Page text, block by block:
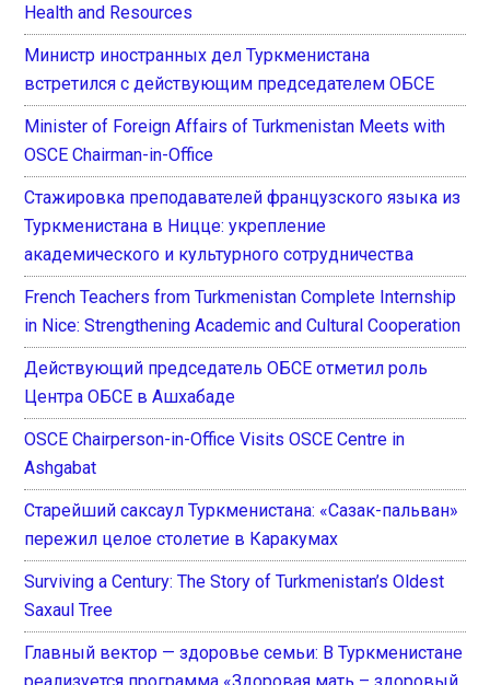
Health and Resources
Министр иностранных дел Туркменистана
встретился с действующим председателем ОБСЕ
Minister of Foreign Affairs of Turkmenistan Meets with
OSCE Chairman-in-Office
Стажировка преподавателей французского языка из
Туркменистана в Ницце: укрепление
академического и культурного сотрудничества
French Teachers from Turkmenistan Complete Internship
in Nice: Strengthening Academic and Cultural Cooperation
Действующий председатель ОБСЕ отметил роль
Центра ОБСЕ в Ашхабаде
OSCE Chairperson-in-Office Visits OSCE Centre in
Ashgabat
Старейший саксаул Туркменистана: «Сазак-пальван»
пережил целое столетие в Каракумах
Surviving a Century: The Story of Turkmenistan’s Oldest
Saxaul Tree
Главный вектор — здоровье семьи: В Туркменистане